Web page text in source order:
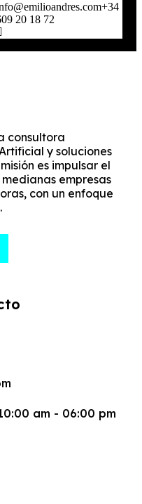
+34
20 18 72
consultora
y soluciones
es impulsar el
empresas
con un enfoque
am - 06:00 pm